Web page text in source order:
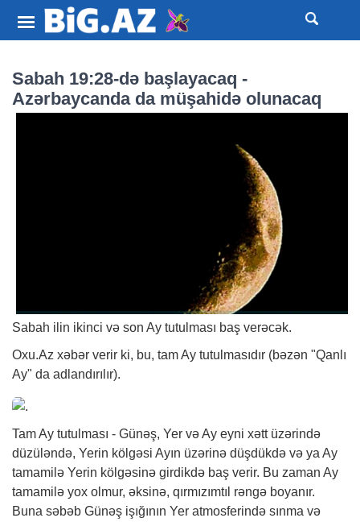
Sabah 19:28-də başlayacaq -
Azərbaycanda da müşahidə olunacaq
Sabah ilin ikinci və son Ay tutulması baş verəcək.
Oxu.Az xəbər verir ki, bu, tam Ay tutulmasıdır (bəzən "Qanlı
Ay" da adlandırılır).
Tam Ay tutulması - Günəş, Yer və Ay eyni xətt üzərində
düzüləndə, Yerin kölgəsi Ayın üzərinə düşdükdə və ya Ay
tamamilə Yerin kölgəsinə girdikdə baş verir. Bu zaman Ay
tamamilə yox olmur, əksinə, qırmızımtıl rəngə boyanır.
Buna səbəb Günəş işığının Yer atmosferində sınma və